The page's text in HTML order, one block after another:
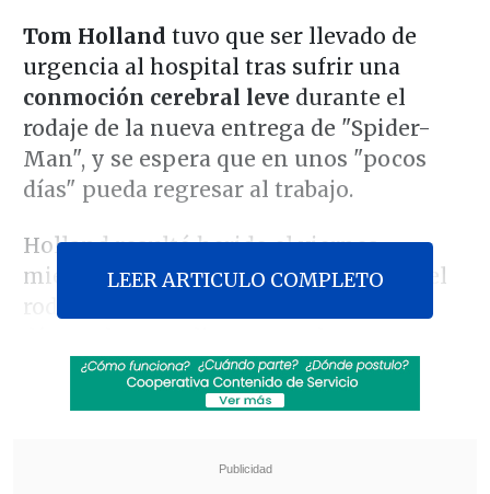
Tom Holland tuvo que ser llevado de
urgencia al hospital tras sufrir una
conmoción cerebral leve durante el
rodaje de la nueva entrega de "Spider-
Man", y se espera que en unos "pocos
días" pueda regresar al trabajo.
Holland resultó herido el viernes
mientrasrealizada una acrobacia
rodaje, que se está desarrollando estos
Watford, al noroeste de Londres.
Amparo Noguera demandó a banco tras sufrir
LEER ARTICULO COMPLETO